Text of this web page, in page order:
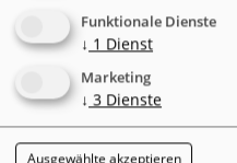
Lesen Sie weiter: Für jede
Backup-Strategie und -
Funktionale Dienste
↓ 1 Dienst
Marketing
↓ 3 Dienste
Ausgewählte akzeptieren